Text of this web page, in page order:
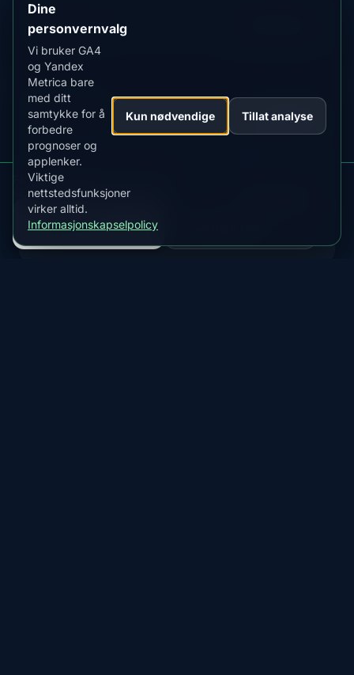
GJELDENDE STATUS
Usannsynlig
Frankfurt
50.6°8.0+
Finanssenter med sjelden nordlysssynlighet
GJELDENDE STATUS
Usannsynlig
Dine
personvernvalg
Vi bruker GA4
og Yandex
Metrica bare
med ditt
samtykke for å
forbedre
prognoser og
applenker.
Viktige
nettstedsfunksjoner
virker alltid.
Informasjonskapselpolicy
Kun nødvendige Tillat analyse
Få nordlysvarsler for Tyskland
Kp, skyer, måne og varsler i appen
App Store